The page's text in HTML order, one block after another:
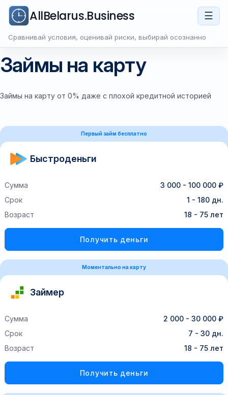
AllBelarus.Business ☰
Сравнивай условия, оценивай риски, выбирай осознанно
Займы на карту
Займы на карту от 0% даже с плохой кредитной историей
Первый займ бесплатно
Быстроденьги
Сумма
3 000 - 100 000 ₽
Срок
1 - 180 дн.
Возраст
18 - 75 лет
Получить деньги
Моментально на карту
Займер
Сумма
2 000 - 30 000 ₽
Срок
7 - 30 дн.
Возраст
18 - 75 лет
Получить деньги